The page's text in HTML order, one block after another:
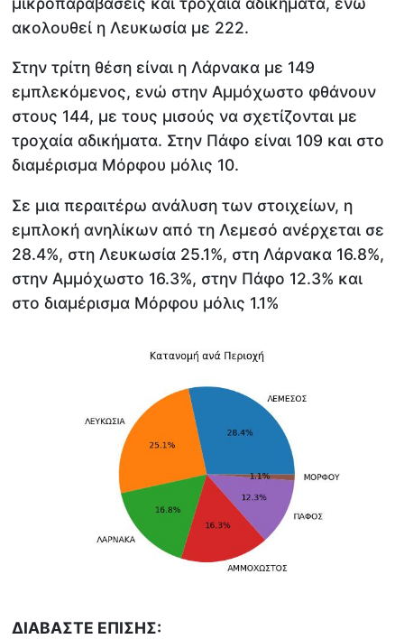
ακολουθεί η Λευκωσία με 222.
Στην τρίτη θέση είναι η Λάρνακα με 149
εμπλεκόμενος, ενώ στην Αμμόχωστο φθάνουν
στους 144, με τους μισούς να σχετίζονται με
τροχαία αδικήματα. Στην Πάφο είναι 109 και στο
διαμέρισμα Μόρφου μόλις 10.
Σε μια περαιτέρω ανάλυση των στοιχείων, η
εμπλοκή ανηλίκων από τη Λεμεσό ανέρχεται σε
28.4%, στη Λευκωσία 25.1%, στη Λάρνακα 16.8%,
στην Αμμόχωστο 16.3%, στην Πάφο 12.3% και
στο διαμέρισμα Μόρφου μόλις 1.1%
ΔΙΑΒΑΣΤΕ ΕΠΙΣΗΣ: